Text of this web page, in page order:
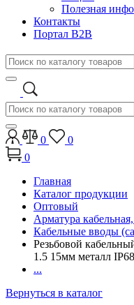
Полезная
Контакты
Портал B2B
0
0
0
Главная
Каталог продукции
Оптовый
Арматура
Кабельные вводы
Резьбовой
1.5 15мм металл
...
Вернуться в каталог